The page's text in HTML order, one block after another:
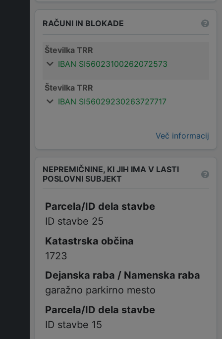
RAČUNI IN BLOKADE
Številka TRR
IBAN SI56023100262072573
Številka TRR
IBAN SI56029230263727717
Več informacij
NEPREMIČNINE, KI JIH IMA V LASTI
POSLOVNI SUBJEKT
ID stavbe 25
1723
garažno parkirno mesto
ID stavbe 15